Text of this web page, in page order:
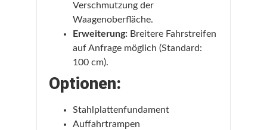
Verschmutzung der
Waagenoberfläche.
Erweiterung:Breitere Fahrstreifen
auf Anfrage möglich (Standard:
100 cm).
Optionen:
Stahlplattenfundament
Auffahrtrampen